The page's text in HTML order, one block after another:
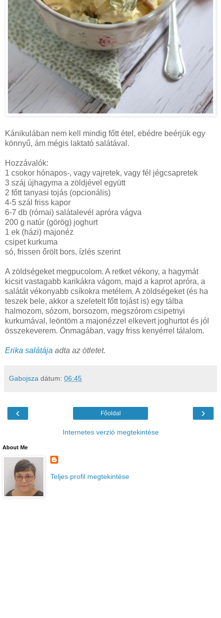
Kánikulában nem kell mindig főtt étel, ebédre beérjük egy
könnyű, ám mégis laktató salátával.
Hozzávalók:
1 csokor hónapos-, vagy vajretek, vagy fél jégcsapretek
3 száj újhagyma a zöldjével együtt
2 főtt tanyasi tojás (opcionális)
4-5 szál friss kapor
6-7 db (római) salátalevél apróra vágva
200 g natúr (görög) joghurt
1 ek (házi) majonéz
csipet kurkuma
só, frissen őrölt bors, ízlés szerint
A zöldségeket megpucolom. A retket vékony, a hagymát
kicsit vastagabb karikákra vágom, majd a kaprot apróra, a
salátát vékonyabb csíkokra metélem. A zöldségeket (és ha
teszek bele, akkor a szeletelt főtt tojást is) egy tálba
halmozom, sózom, borsozom, megszórom csipetnyi
kurkumával, leöntöm a majonézzel elkevert joghurtot és jól
összekeverem. Önmagában, vagy friss kenyérrel tálalom.
Erika salátája adta az ötletet.
Gabojsza dátum: 06:45
‹ ›
Főoldal
Internetes verzió megtekintése
About Me
Teljes profil megtekintése